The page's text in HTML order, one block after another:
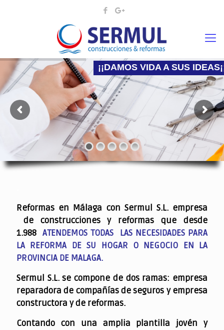
¡¡DAMOS VIDA A SUS
Nadie mejor que nosotros para hacer la reforma
Reformas en Málaga con Sermul S.L. empresa
de construcciones y reformas que desde
1.988ATENDEMOS TODAS LAS NECESIDADES PARA
LA REFORMA DE SU HOGAR O NEGOCIO EN LA
PROVINCIA DE MALAGA.
Sermul S.L. se compone de dos ramas: empresa
reparadora de compañías de seguros y empresa
constructora y de reformas.
Contando con una amplia plantilla jovén y